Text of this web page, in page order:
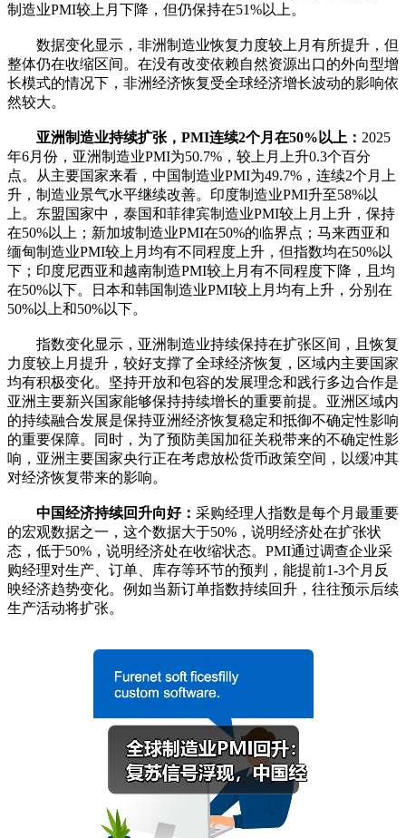
制造业PMI较上月下降，但仍保持在51%以上。
数据变化显示，非洲制造业恢复力度较上月有所提升，但
整体仍在收缩区间。在没有改变依赖自然资源出口的外向型增
长模式的情况下，非洲经济恢复受全球经济增长波动的影响依
然较大。
亚洲制造业持续扩张，PMI连续2个月在50%以上： 2025
年6月份，亚洲制造业PMI为50.7%，较上月上升0.3个百分
点。从主要国家来看，中国制造业PMI为49.7%，连续2个月上
升，制造业景气水平继续改善。印度制造业PMI升至58%以
上。东盟国家中，泰国和菲律宾制造业PMI较上月上升，保持
在50%以上；新加坡制造业PMI在50%的临界点；马来西亚和
缅甸制造业PMI较上月均有不同程度上升，但指数均在50%以
下；印度尼西亚和越南制造PMI较上月有不同程度下降，且均
在50%以下。日本和韩国制造业PMI较上月均有上升，分别在
50%以上和50%以下。
指数变化显示，亚洲制造业持续保持在扩张区间，且恢复
力度较上月提升，较好支撑了全球经济恢复，区域内主要国家
均有积极变化。坚持开放和包容的发展理念和践行多边合作是
亚洲主要新兴国家能够保持持续增长的重要前提。亚洲区域内
的持续融合发展是保持亚洲经济恢复稳定和抵御不确定性影响
的重要保障。同时，为了预防美国加征关税带来的不确定性影
响，亚洲主要国家央行正在考虑放松货币政策空间，以缓冲其
对经济恢复带来的影响。
中国经济持续回升向好： 采购经理人指数是每个月最重要
的宏观数据之一，这个数据大于50%，说明经济处在扩张状
态，低于50%，说明经济处在收缩状态。PMI通过调查企业采
购经理对生产、订单、库存等环节的预判，能提前1-3个月反
映经济趋势变化。例如当新订单指数持续回升，往往预示后续
生产活动将扩张。